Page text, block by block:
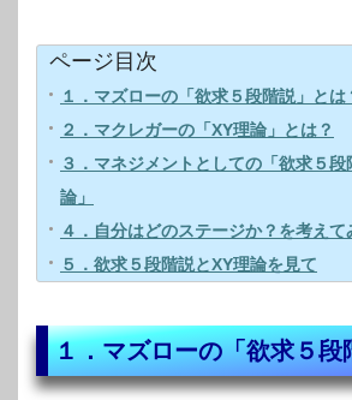
ページ目次
１．マズローの「欲求５段階説」とは
２．マクレガーの「XY理論」とは？
３．マネジメントとしての「欲求５
論」
４．自分はどのステージか？を考えて
５．欲求５段階説とXY理論を見て
１．マズローの「欲求５段